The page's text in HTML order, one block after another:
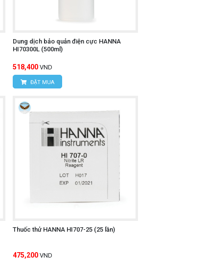
Dung dịch bảo quản điện cực HANNA
HI70300L (500ml)
518,400 VND
ĐẶT MUA
Thuốc thử HANNA HI707-25 (25 lần)
475,200 VND